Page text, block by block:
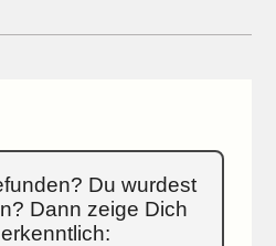
Du wurdest
Dann zeige Dich